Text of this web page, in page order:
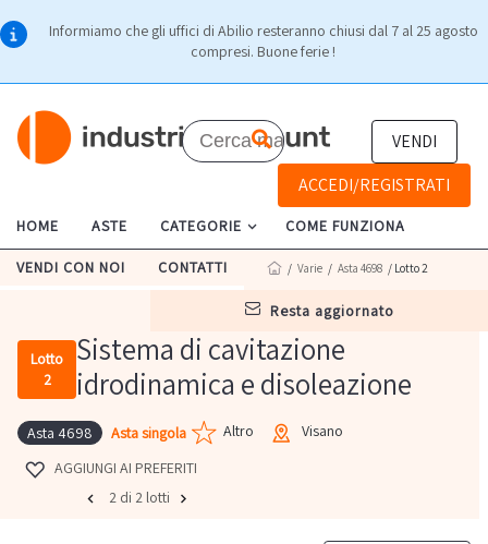
Informiamo che gli uffici di Abilio resteranno chiusi dal 7 al 25 agosto
compresi. Buone ferie !
VENDI
ACCEDI/REGISTRATI
HOME ASTE CATEGORIE COME FUNZIONA
VENDI CON NOI CONTATTI
resta aggiornato
/ Varie / Asta 4698 / Lotto 2
Lotto
2
Sistema di cavitazione
idrodinamica e disoleazione
Asta 4698 Asta singola Altro
Visano
AGGIUNGI AI PREFERITI
2 di 2 lotti